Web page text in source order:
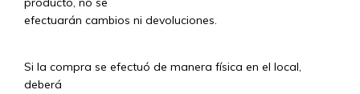
efectuarán cambios ni devoluciones.
Si la compra se efectuó de manera física en el local,
deberá